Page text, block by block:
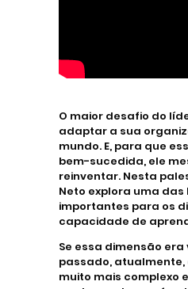
O maior desafio do
adaptar a sua
mundo. E, para que
bem-sucedida, ele
reinventar. Nesta
Neto explora uma
importantes para os
capacidade de
Se essa dimensão
passado, atualmente,
muito mais complexo